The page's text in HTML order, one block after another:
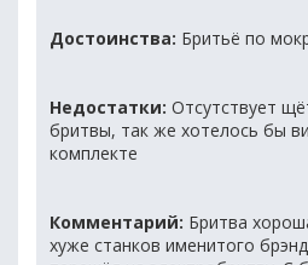
Достоинства: Бритьё по
Недостатки: Отсутствует
бритвы, так же хотелось бы
комплекте
Комментарий: Бритва
хуже станков именитого